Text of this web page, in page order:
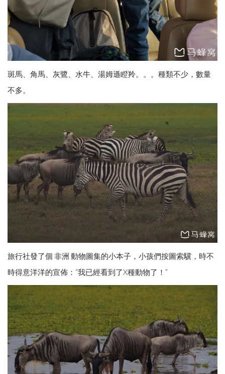
斑馬、角馬、灰鷺、水牛、湯姆遜瞪羚。。。種類不少，數量
不多。
旅行社發了個 非洲 動物圖集的小本子，小孩們按圖索驥，時不
時得意洋洋的宣佈：“我已經看到了X種動物了！”